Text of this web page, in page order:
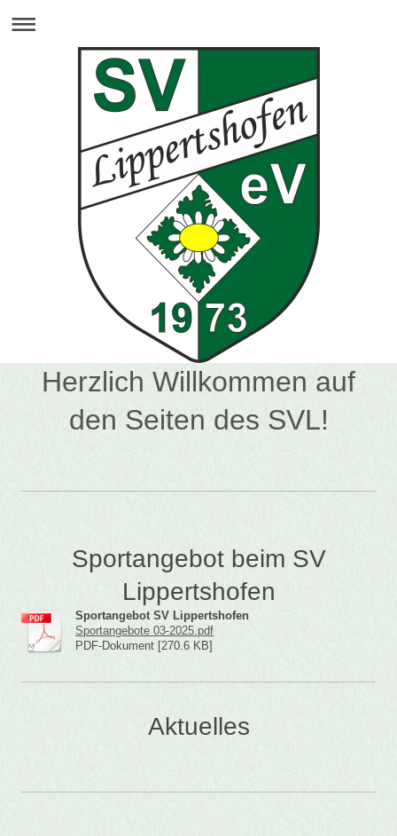
Herzlich Willkommen auf
den Seiten des SVL!
Sportangebot beim SV
Lippertshofen
Sportangebot SV Lippertshofen
Sportangebote 03-2025.pdf
PDF-Dokument [270.6 KB]
Aktuelles